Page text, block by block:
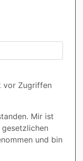
vor Zugriffen
Mir ist
und bin